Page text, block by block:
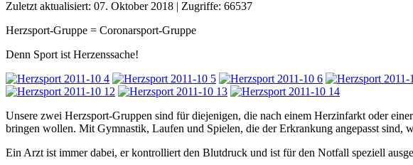
Zuletzt aktualisiert: 07. Oktober 2018 | Zugriffe: 66537
Herzsport-Gruppe = Coronarsport-Gruppe
Denn Sport ist Herzenssache!
Unsere zwei Herzsport-Gruppen sind für diejenigen, die nach einem Herzinfarkt oder
bringen wollen. Mit Gymnastik, Laufen und Spielen, die der Erkrankung angepasst sind,
Ein Arzt ist immer dabei, er kontrolliert den Blutdruck und ist für den Notfall speziell